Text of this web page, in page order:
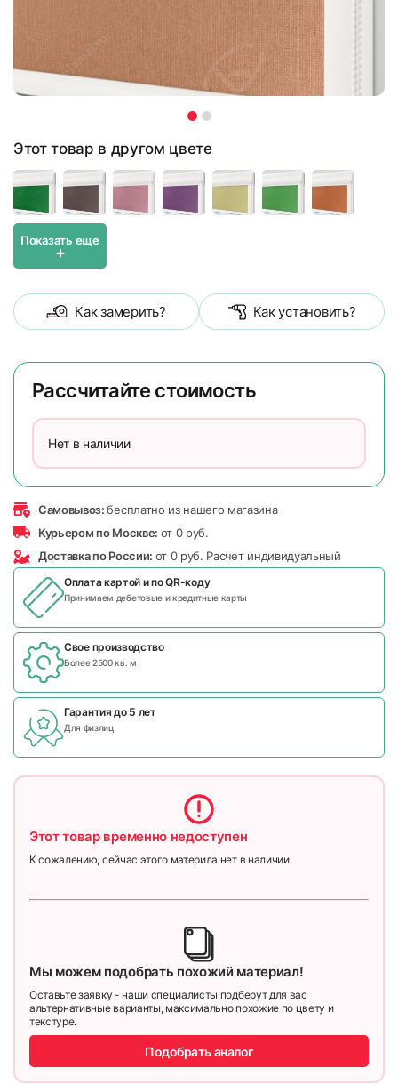
Этот товар в другом цвете
Показать еще
+
Как замерить? Как установить?
Рассчитайте стоимость
Нет в наличии
Самовывоз:бесплатно из нашего магазина
Курьером по Москве: от 0 руб.
Доставка по России: от 0 руб. Расчет индивидуальный
Оплата картой и поQR-коду
Принимаем дебетовые и кредитные карты
Свое производство
Более 2500 кв. м
Гарантия до 5 лет
Для физлиц
Этот товар временно недоступен
К сожалению, сейчас этого материла нет в наличии.
Мы можем подобрать похожий материал!
Оставьте заявку - наши специалисты подберут для вас
альтернативные варианты, максимально похожие по цвету и
текстуре.
Подобрать аналог